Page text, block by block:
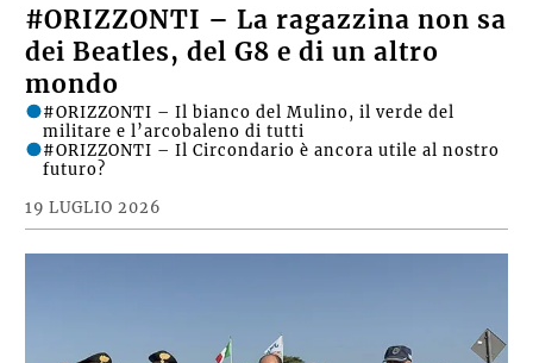
#ORIZZONTI – La ragazzina non sa
dei Beatles, del G8 e di un altro
mondo
19 LUGLIO 2026
#ORIZZONTI – Il bianco del Mulino, il verde del
militare e l’arcobaleno di tutti
#ORIZZONTI – Il Circondario è ancora utile al nostro
futuro?